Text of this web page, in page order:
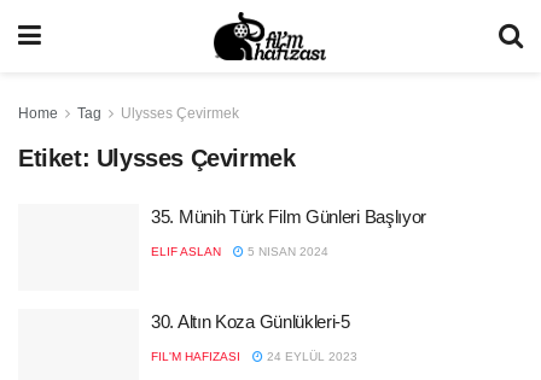
Home Tag Ulysses Çevirmek
Etiket: Ulysses Çevirmek
35. Münih Türk Film Günleri Başlıyor
ELIF ASLAN 5 NISAN 2024
30. Altın Koza Günlükleri-5
FIL'M HAFIZASI 24 EYLÜL 2023